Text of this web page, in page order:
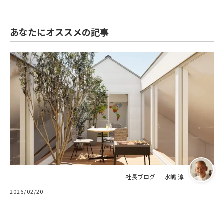
あなたにオススメの記事
社長ブログ ｜ 水嶋 淳
2026/02/20